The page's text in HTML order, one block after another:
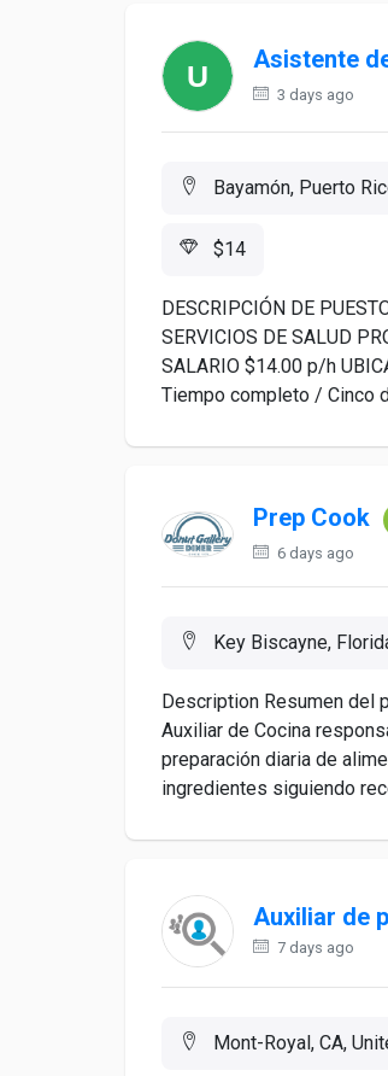
Asistente
3 days ago
Bayamón, Puerto
$14
DESCRIPCIÓN DE
SERVICIOS DE SALUD
SALARIO $14.00 p/h
Tiempo completo / Cinco
Prep Cook
6 days ago
Key Biscayne,
Description Resumen del
Auxiliar de Cocina
preparación diaria de
ingredientes siguiendo
Auxiliar de
7 days ago
Mont-Royal, CA,